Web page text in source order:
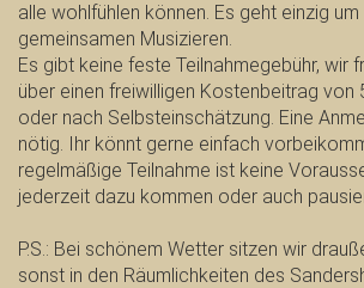
alle wohlfühlen können. Es geht einzig
gemeinsamen Musizieren.
Es gibt keine feste Teilnahmegebühr, wir
über einen freiwilligen Kostenbeitrag von
oder nach Selbsteinschätzung. Eine
nötig. Ihr könnt gerne einfach
regelmäßige Teilnahme ist keine
jederzeit dazu kommen oder auch
P.S.: Bei schönem Wetter sitzen wir
sonst in den Räumlichkeiten des